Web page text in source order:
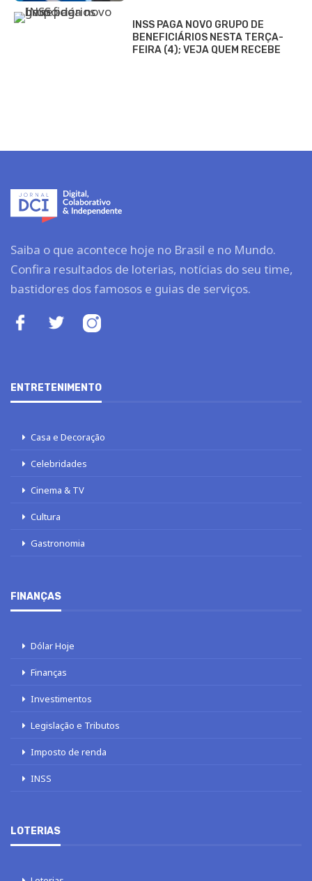
INSS PAGA NOVO GRUPO DE
BENEFICIÁRIOS NESTA TERÇA-
FEIRA (4); VEJA QUEM RECEBE
Saiba o que acontece hoje no Brasil e no Mundo.
Confira resultados de loterias, notícias do seu time,
bastidores dos famosos e guias de serviços.
ENTRETENIMENTO
Casa e Decoração
Celebridades
Cinema & TV
Cultura
Gastronomia
FINANÇAS
Dólar Hoje
Finanças
Investimentos
Legislação e Tributos
Imposto de renda
INSS
LOTERIAS